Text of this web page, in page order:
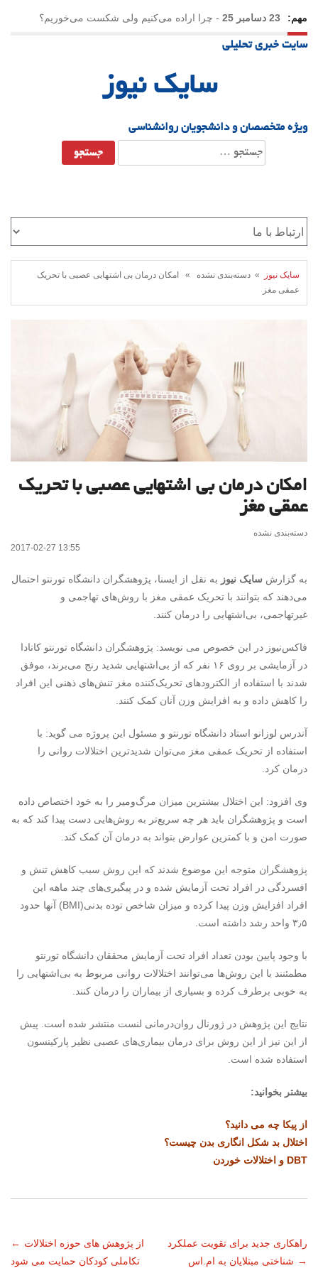
مهم: 23 دسامبر 25 - چرا اراده می‌کنیم ولی شکست می‌خوریم؟
21 دسامبر 25
سایت خبری تحلیلی
سایک نیوز
ویژه متخصصان و دانشجویان روانشناسی
جستجو
برای:
سایک نیوز
» دسته‌بندی نشده » امکان درمان بی اشتهایی عصبی با تحریک
عمقی مغز
امکان درمان بی اشتهایی عصبی با تحریک
عمقی مغز
دسته‌بندی نشده
2017-02-27 13:55
به گزارش سایک نیوز به نقل از ایسنا، پژوهشگران دانشگاه تورنتو احتمال
می‌دهند که بتوانند با تحریک عمقی مغز با روش‌های تهاجمی و
غیرتهاجمی، بی‌اشتهایی را درمان کنند.
فاکس‌نیوز در این خصوص می نویسد: پژوهشگران دانشگاه تورنتو کانادا
در آزمایشی بر روی ۱۶ نفر که از بی‌اشتهایی شدید رنج می‌برند، موفق
شدند با استفاده از الکترودهای تحریک‌کننده مغز تنش‌های ذهنی این افراد
را کاهش داده و به افزایش وزن آنان کمک کنند.
آندرس لوزانو استاد دانشگاه تورنتو و مسئول این پروژه می گوید: با
استفاده از تحریک عمقی مغز می‌توان شدیدترین اختلالات روانی را
درمان کرد.
وی افزود: این اختلال بیشترین میزان مرگ‌ومیر را به خود اختصاص داده
است و پژوهشگران باید هر چه سریع‌تر به روش‌هایی دست پیدا کند که به
صورت امن و با کمترین عوارض بتواند به درمان آن کمک کند.
پژوهشگران متوجه این موضوع شدند که این روش سبب کاهش تنش و
افسردگی در افراد تحت آزمایش شده و در پیگیری‌های چند ماهه این
افراد افزایش وزن پیدا کرده و میزان شاخص توده بدنی(BMI) آنها حدود
۳٫۵ واحد رشد داشته است.
با وجود پایین بودن تعداد افراد تحت آزمایش محققان دانشگاه تورنتو
مطمئنند با این روش‌ها می‌توانند اختلالات روانی مربوط به بی‌اشتهایی را
به خوبی برطرف کرده و بسیاری از بیماران را درمان کنند.
نتایج این پژوهش در ژورنال روان‌درمانی لنست منتشر شده است. پیش
از این نیز از این روش برای درمان بیماری‌های عصبی نظیر پارکینسون
استفاده شده است.
بیشتر بخوانید:
از پیکا چه می دانید؟
اختلال بد شکل انگاری بدن چیست؟
DBT و اختلالات خوردن
ناوبری
← از پژوهش های حوزه اختلالات
تکاملی کودکان حمایت می شود
راهکاری جدید برای تقویت عملکرد
شناختی مبتلایان به ام.اس →